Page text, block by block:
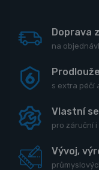
Doprava
na
s extra péčí
Vlastní
pro záruční
Vývoj,